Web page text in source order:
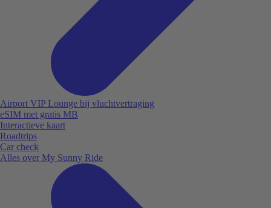
Airport VIP Lounge bij vluchtvertraging
eSIM met gratis MB
Interactieve kaart
Roadtrips
Car check
Alles over My Sunny Ride